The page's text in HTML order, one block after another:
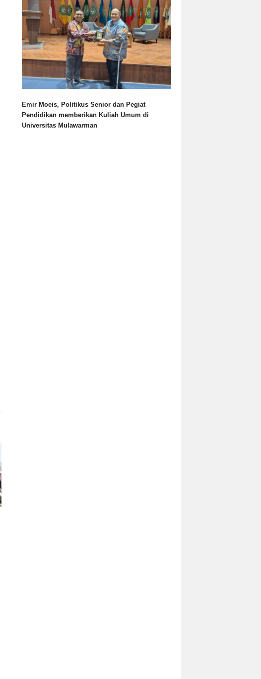
Emir Moeis, Politikus Senior dan Pegiat
Pendidikan memberikan Kuliah Umum di
Universitas Mulawarman